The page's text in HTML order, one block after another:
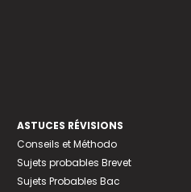
ASTUCES RÉVISIONS
Conseils et Méthodo
Sujets probables Brevet
Sujets Probables Bac